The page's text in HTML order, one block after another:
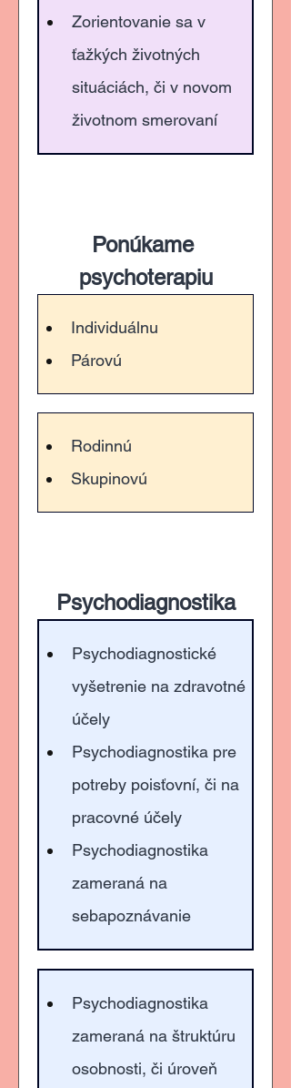
Zorientovanie sa v
ťažkých životných
situáciách, či v novom
životnom smerovaní
Ponúkame
psychoterapiu
Individuálnu
Párovú
Rodinnú
Skupinovú
Psychodiagnostika
Psychodiagnostické
vyšetrenie na zdravotné
účely
Psychodiagnostika pre
potreby poisťovní, či na
pracovné účely
Psychodiagnostika
zameraná na
sebapoznávanie
Psychodiagnostika
zameraná na štruktúru
osobnosti, či úroveň